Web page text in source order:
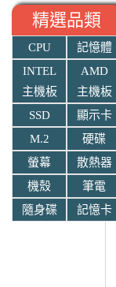
精選品類
CPU
記憶體
INTEL
主機板
AMD
主機板
SSD
顯示卡
M.2
硬碟
螢幕
散熱器
機殼
筆電
隨身碟
記憶卡
微星 Cubi NUC AI+ 2MG-032TW-B9288V32GS2TX11PNGPA(Int...
已賣出: